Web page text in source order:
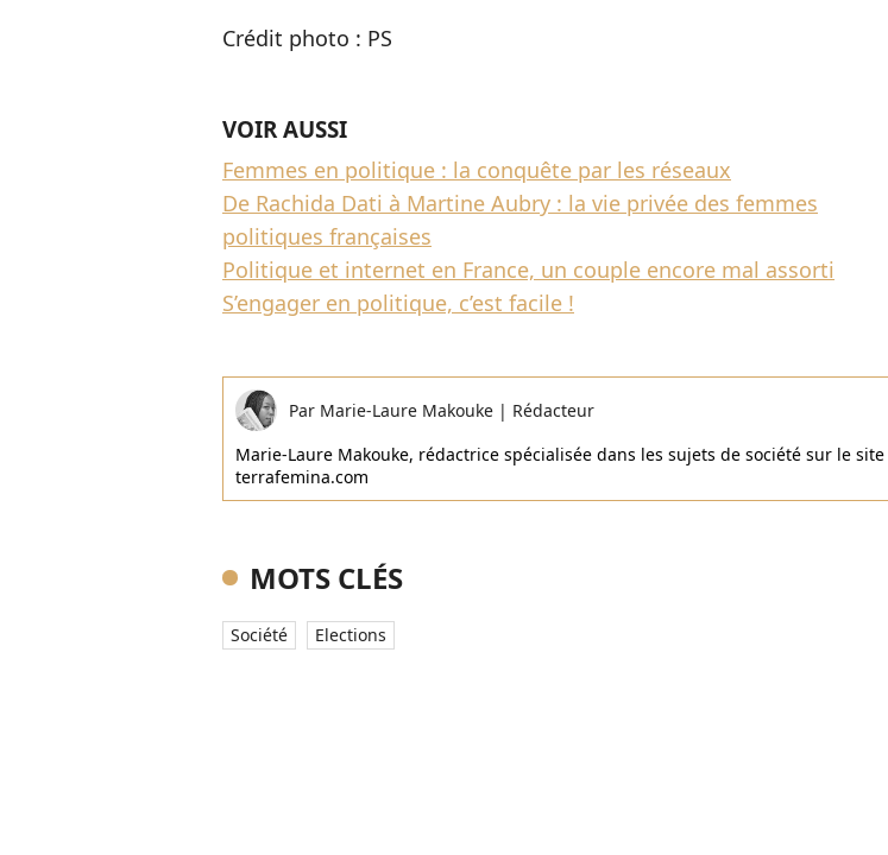
Crédit photo : PS
VOIR AUSSI
Femmes en politique : la conquête par les réseaux
De Rachida Dati à Martine Aubry : la vie privée des femmes
politiques françaises
Politique et internet en France, un couple encore mal assorti
S’engager en politique, c’est facile !
Par Marie-Laure Makouke | Rédacteur
Marie-Laure Makouke, rédactrice spécialisée dans les sujets de société sur le site
terrafemina.com
MOTS CLÉS
Société Elections